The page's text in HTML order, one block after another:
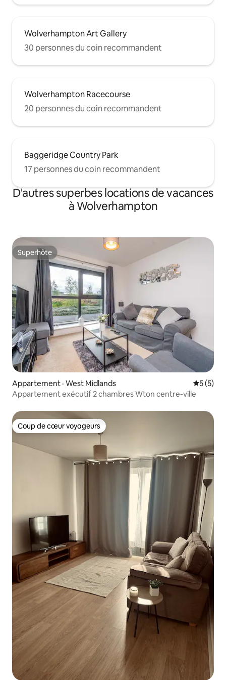
Wolverhampton Art Gallery
30 personnes du coin recommandent
Wolverhampton Racecourse
20 personnes du coin recommandent
Baggeridge Country Park
17 personnes du coin recommandent
D'autres superbes locations de vacances
à Wolverhampton
Superhôte
Superhôte
Appartement · West Midlands Note
5 (5)
Appartement exécutif 2 chambres Wton centre-ville
Coup de cœur voyageurs
Coup de cœur voyageurs